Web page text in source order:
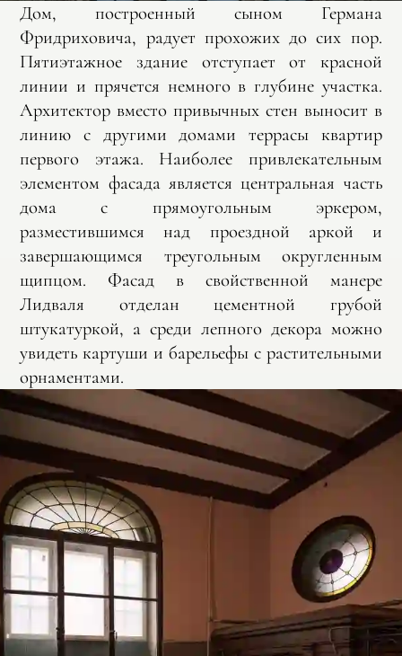
Дом, построенный сыном Германа
Фридриховича, радует прохожих до сих пор.
Пятиэтажное здание отступает от красной
линии и прячется немного в глубине участка.
Архитектор вместо привычных стен выносит в
линию с другими домами террасы квартир
первого этажа. Наиболее привлекательным
элементом фасада является центральная часть
дома с прямоугольным эркером,
разместившимся над проездной аркой и
завершающимся треугольным округленным
щипцом. Фасад в свойственной манере
Лидваля отделан цементной грубой
штукатуркой, а среди лепного декора можно
увидеть картуши и барельефы с растительными
орнаментами.